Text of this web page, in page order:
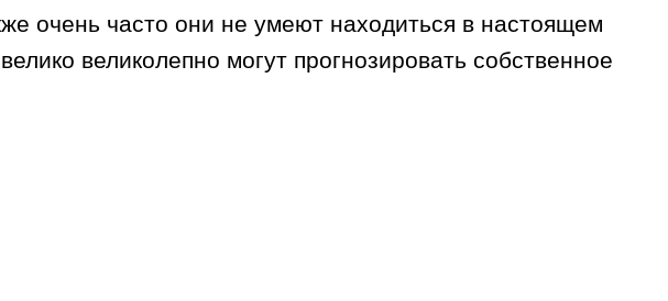
очень часто они не умеют находиться в настоящем
великолепно могут прогнозировать собственное